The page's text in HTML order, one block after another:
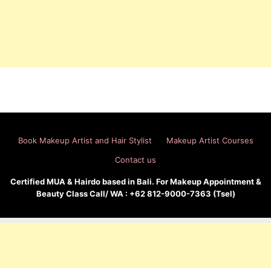
Book Makeup Artist and Hair Stylist
Makeup Artist Courses
Contact us
Certified MUA & Hairdo based in Bali. For Makeup Appointment &
Beauty Class Call/ WA : +62 812-9000-7363 (Tsel)